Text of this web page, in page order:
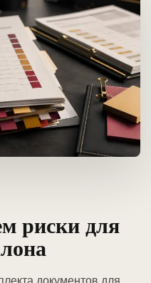
риски для
документов для